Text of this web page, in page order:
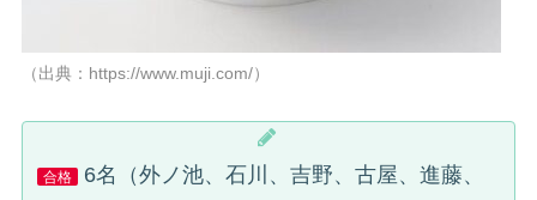
（出典：https://www.muji.com/）
合格
6名（外ノ池、石川、吉野、古屋、進藤、